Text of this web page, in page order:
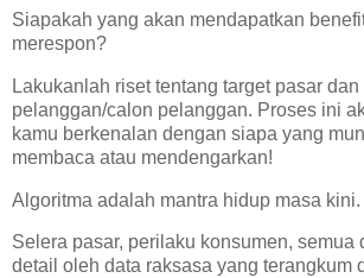
Siapakah yang akan mendapatkan
merespon?
Lakukanlah riset tentang target pasar dan
pelanggan/calon pelanggan. Proses ini
kamu berkenalan dengan siapa yang
membaca atau mendengarkan!
Algoritma adalah mantra hidup masa kini.
Selera pasar, perilaku konsumen, semua
detail oleh data raksasa yang terangkum